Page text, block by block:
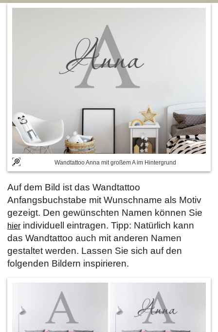
Wandtattoo Anna mit großem A im Hintergrund
Auf dem Bild ist das Wandtattoo
Anfangsbuchstabe mit Wunschname als Motiv
gezeigt. Den gewünschten Namen können Sie
hier individuell eintragen. Tipp: Natürlich kann
das Wandtattoo auch mit anderen Namen
gestaltet werden. Lassen Sie sich auf den
folgenden Bildern inspirieren.